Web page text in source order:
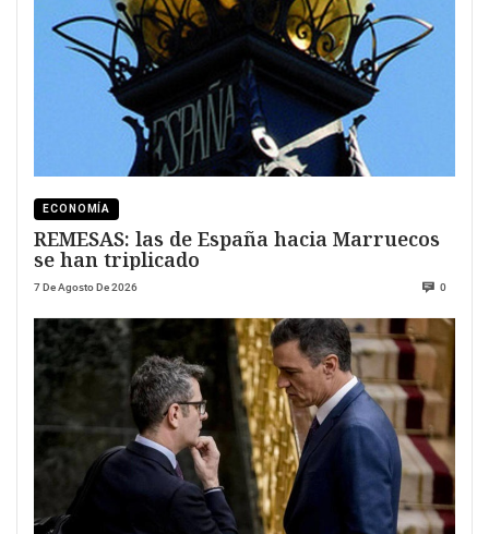
ECONOMÍA
REMESAS: las de España hacia Marruecos
se han triplicado
7 De Agosto De 2026 0